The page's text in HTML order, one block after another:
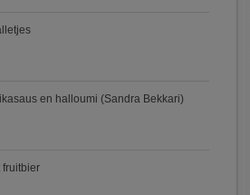
en halloumi (Sandra Bekkari)
fruitbier